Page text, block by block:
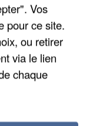
Vos
pour ce site.
ou retirer
via le lien
chaque